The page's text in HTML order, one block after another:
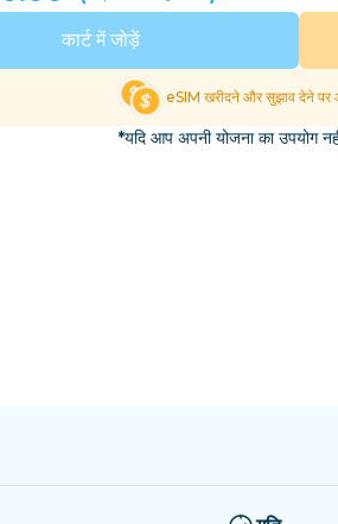
सभी गंतव्यों का अन्वेषण करें
कार्ट में जोड़ें
eSIM खरीदने और सुझाव देने
*यदि आप अपनी योजना का उपयोग